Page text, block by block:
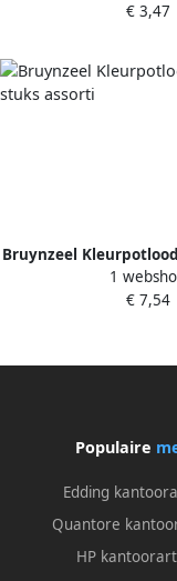
€ 3,47
Bruynzeel
assorti
1
€ 7,54
Populaire
Edding
Quantore
HP